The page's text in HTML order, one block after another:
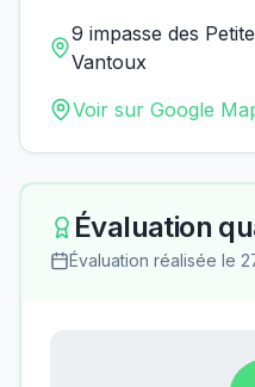
9 impasse des
Vantoux
Voir sur Google
Évaluation
Évaluation réalisée le